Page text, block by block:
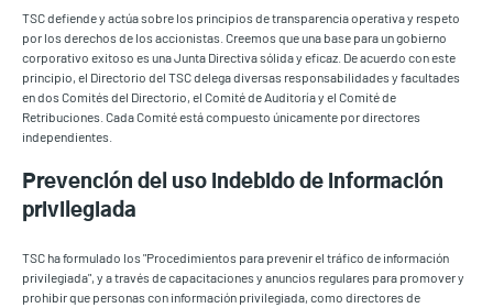
TSC defiende y actúa sobre los principios de transparencia operativa y respeto
por los derechos de los accionistas. Creemos que una base para un gobierno
corporativo exitoso es una Junta Directiva sólida y eficaz. De acuerdo con este
principio, el Directorio del TSC delega diversas responsabilidades y facultades
en dos Comités del Directorio, el Comité de Auditoría y el Comité de
Retribuciones. Cada Comité está compuesto únicamente por directores
independientes.
Prevención del uso indebido de información
privilegiada
TSC ha formulado los "Procedimientos para prevenir el tráfico de información
privilegiada", y a través de capacitaciones y anuncios regulares para promover y
prohibir que personas con información privilegiada, como directores de